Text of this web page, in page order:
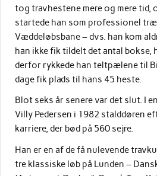
tog travhestene mere og mere tid,
startede han som professionel
Væddeløbsbane – dvs. han kom
han ikke fik tildelt det antal bokse,
derfor rykkede han teltpælene til
dage fik plads til hans 45 heste.
Blot seks år senere var det slut. I
Villy Pedersen i 1982 stalddøren
karriere, der bød på 560 sejre.
Han er en af de få nulevende
tre klassiske løb på Lunden –